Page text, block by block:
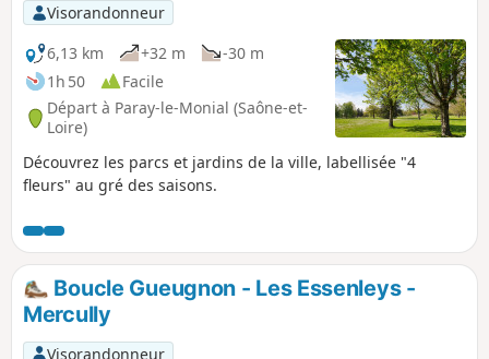
Visorandonneur
6,13 km
+32 m
-30 m
1h 50
Facile
Départ à Paray-le-Monial (Saône-et-
Loire)
Découvrez les parcs et jardins de la ville, labellisée "4
fleurs" au gré des saisons.
Boucle Gueugnon - Les Essenleys -
Mercully
Visorandonneur